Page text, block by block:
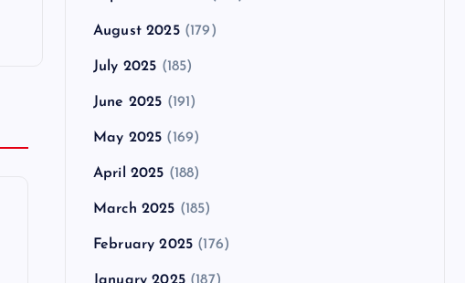
August 2025(179)
July 2025 (185)
June 2025 (191)
May 2025 (169)
April 2025 (188)
March 2025 (185)
February 2025 (176)
January 2025(187)